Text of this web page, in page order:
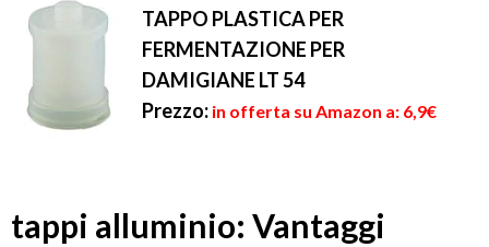
TAPPO PLASTICA PER
FERMENTAZIONE PER
DAMIGIANE LT 54
Prezzo: in offerta su Amazon a: 6,9€
tappi alluminio: Vantaggi